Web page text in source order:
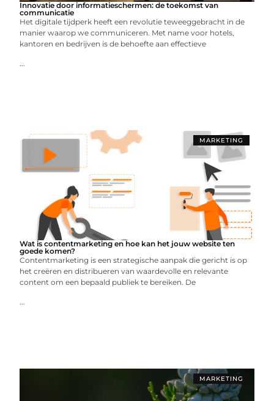
Innovatie door informatieschermen: de toekomst van
communicatie
Het digitale tijdperk heeft een revolutie teweeggebracht in de
manier waarop we communiceren. Met name voor hotels,
kantoren en bedrijven is de behoefte aan effectieve
...
MARKETING
Wat is contentmarketing en hoe kan het jouw website ten
goede komen?
Contentmarketing is een strategische aanpak die gericht is op
het creëren en distribueren van waardevolle en relevante
content om een ​​bepaald publiek te bereiken. De
...
MARKETING